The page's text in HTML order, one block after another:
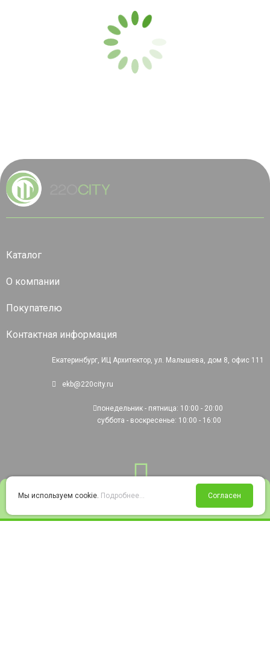
Войти Избранное Корзина
Каталог
О компании
Покупателю
Контактная информация
Екатеринбург, ИЦ Архитектор, ул. Малышева, дом 8, офис 111
ekb@220city.ru
понедельник - пятница: 10:00 - 20:00
суббота - воскресенье: 10:00 - 16:00
Мы используем cookie. Подробнее... Согласен